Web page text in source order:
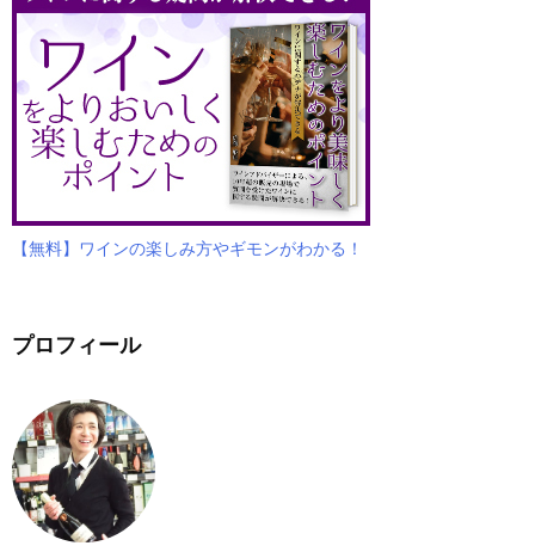
【無料】ワインの楽しみ方やギモンがわかる！
プロフィール